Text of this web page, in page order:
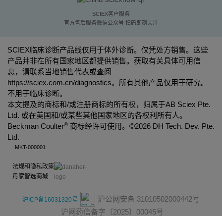
SCIEX客户服务
官方售后服务微信公众号 扫码即刻关注
SCIEX临床诊断产品线仅用于体外诊断。仅凭处方销售。这些
产品并非在所有国家地区都提供销售。获取有关具体可用信
息，请联系当地销售代表或查阅
https://sciex.com.cn/diagnostics。所有其他产品仅用于研究。
不用于临床诊断。
本文提及的商标和/或注册商标的所有权，归属于AB Sciex Pte.
Ltd. 或在美国和/或某些其他国家地区的各权利所有人。
Beckman Coulter® 商标经许可使用。©2026 DH Tech. Dev. Pte.
Ltd.
MKT-000001
法规和隐私政策
丹家智选商城
沪ICP备16031320号
沪公网安备 31010502000442号
沪网药信备字〔2025〕00045号